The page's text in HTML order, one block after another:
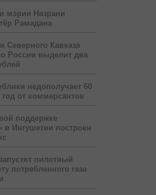
мэрии Назрани
Рамадана
Северного Кавказа
России выделит два
недополучает 60
от коммерсантов
поддержке
в Ингушетии построен
пилотный
потребленного газа